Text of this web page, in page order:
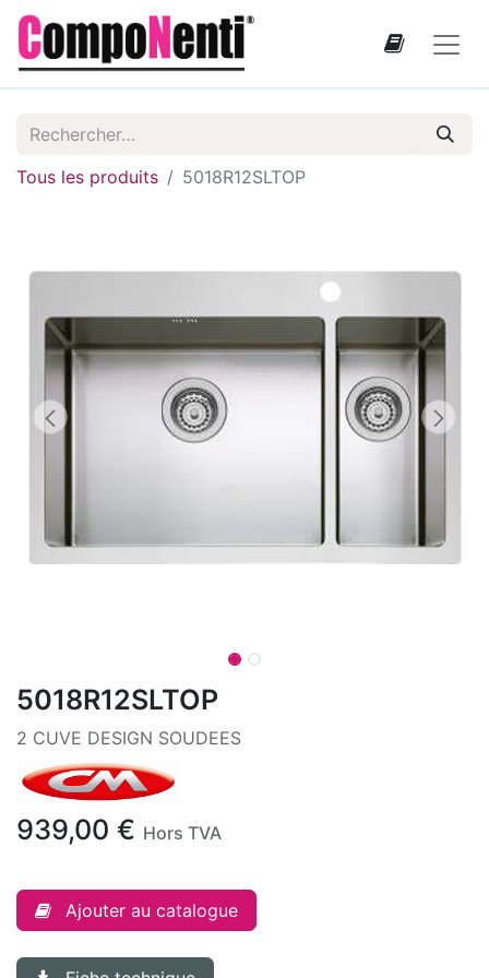
Tous les produits 5018R12SLTOP
5018R12SLTOP
2 CUVE DESIGN SOUDEES
939,00 € Hors TVA
Ajouter au catalogue